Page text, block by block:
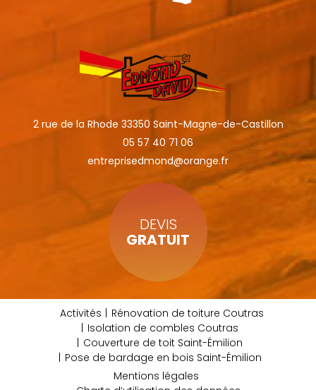
2 rue de la Rhode 33350 Saint-Magne-de-Castillon
05 57 40 71 06
entreprisedmond@orange.fr
DEVIS
GRATUIT
Activités
Rénovation de toiture Coutras
Isolation de combles Coutras
Couverture de toit Saint-Émilion
Pose de bardage en bois Saint-Émilion
Mentions légales